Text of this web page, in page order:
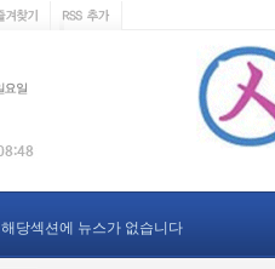
해당섹션에 뉴스가 없습니다